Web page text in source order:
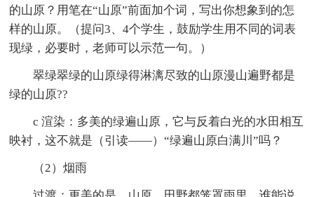
的山原？用笔在“山原”前面加个词，写出你想象到的怎
样的山原。（提问3、4个学生，鼓励学生用不同的词表
现绿，必要时，老师可以示范一句。）
翠绿翠绿的山原绿得淋漓尽致的山原漫山遍野都是
绿的山原??
c 渲染：多美的绿遍山原，它与反着白光的水田相互
映衬，这不就是（引读——）“绿遍山原白满川”吗？
（2）烟雨